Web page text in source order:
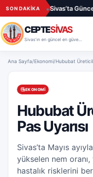
İçeriğe geç
SON DAKİKA
deprem•Sivas’ta Güncel
CEPTESİVAS
Ana Sayfa/Ekonomi/Hububat
EKONOMI
Hububat
Pas Uyarısı
Sivas’ta Mayıs
yükselen nem
hastalık risklerini